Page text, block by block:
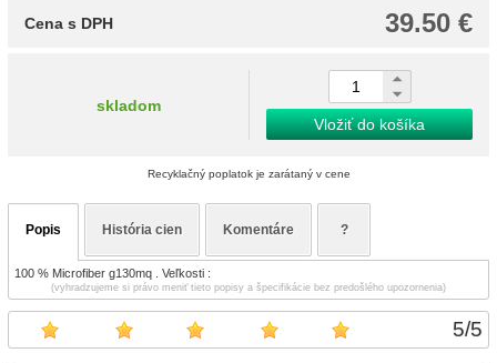
5/5
39.50 €
Cena s DPH
skladom
Vložiť do košíka
Recyklačný poplatok je zarátaný v cene
Popis História cien Komentáre ?
100 % Microfiber g130mq . Veľkosti :
(vyhradzujeme si právo meniť tieto popisy a špecifikácie bez predošlého upozornenia)